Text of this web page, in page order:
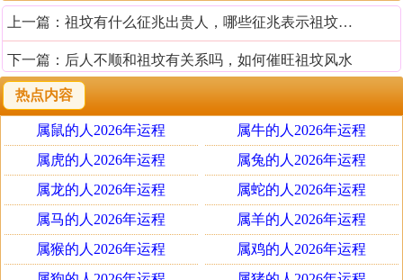
已逝之人的清静，是不敬的体现。
新坟的讲究
三年不要动土
在三年之内，新坟是不可以人为动土的。需要谨记在
这三年之中，要经常去观察新坟的状态。如果遇到天气原
因导致塌陷，应该及时处理。但如果没有非必要的因素，
就最好不要给新坟动土，否则是不吉利的，将会影响生者
的运势。除了不能动土之外，迁坟和立碑也是比较忌讳
的。尤其是迁坟，这是对逝者的大不敬。
上一篇： 祖坟有什么征兆出贵人，哪些征兆表示祖坟风水好
下一篇： 后人不顺和祖坟有关系吗，如何催旺祖坟风水
热点内容
属鼠的人2026年运程
属牛的人2026年运程
属虎的人2026年运程
属兔的人2026年运程
属龙的人2026年运程
属蛇的人2026年运程
属马的人2026年运程
属羊的人2026年运程
属猴的人2026年运程
属鸡的人2026年运程